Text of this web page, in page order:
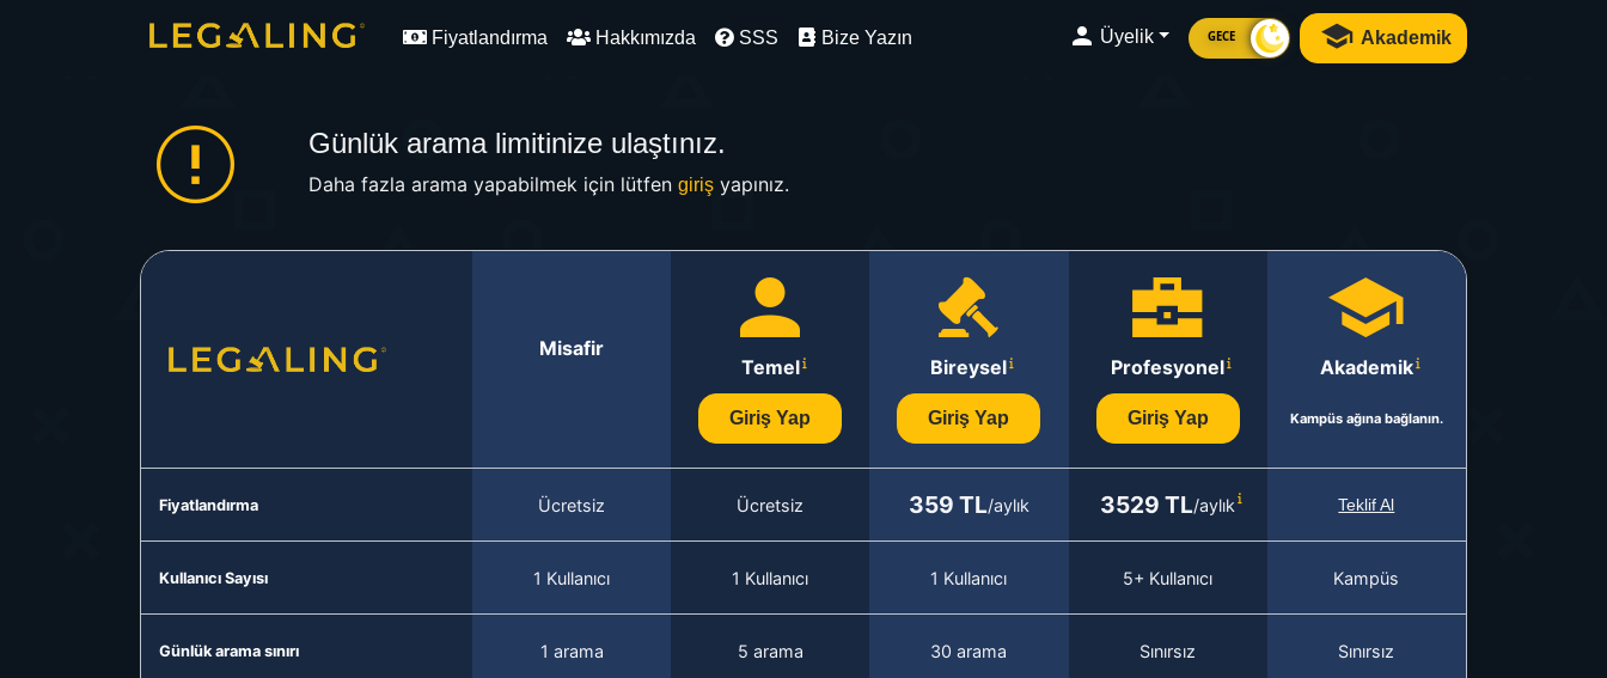
Fiyatlandırma Hakkımızda SSS Bize Yazın Üyelik GECE Akademik
Günlük arama limitinize ulaştınız.
Daha fazla arama yapabilmek için lütfen girişyapınız.
Misafir
Temel
Giriş Yap
Bireysel
Giriş Yap
Profesyonel
Giriş Yap
Akademik
Kampüs ağına bağlanın.
Fiyatlandırma Ücretsiz Ücretsiz 359 TL/aylık 3529 TL/aylık Teklif Al
Kullanıcı Sayısı 1 Kullanıcı 1 Kullanıcı 1 Kullanıcı 5+ Kullanıcı Kampüs
Günlük arama sınırı 1 arama 5 arama 30 arama Sınırsız Sınırsız